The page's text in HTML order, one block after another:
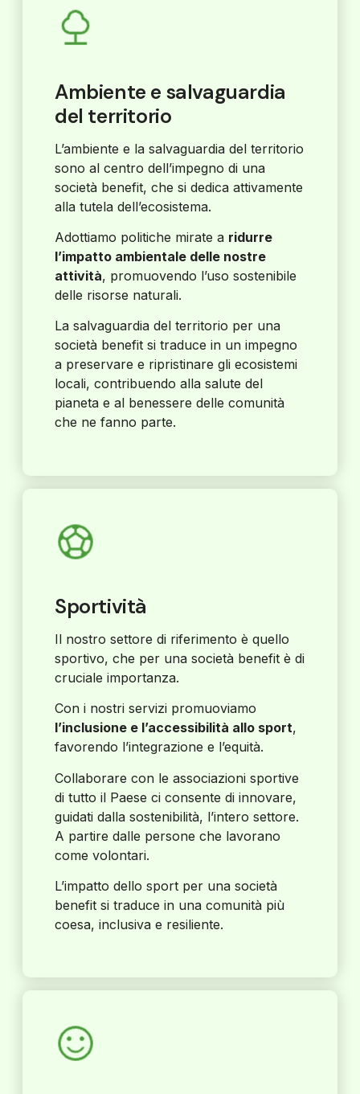
Ambiente e salvaguardia
del territorio
L’ambiente e la salvaguardia del territorio
sono al centro dell’impegno di una
società benefit, che si dedica attivamente
alla tutela dell’ecosistema.
Adottiamo politiche mirate a ridurre
l’impatto ambientale delle nostre
attività, promuovendo l’uso sostenibile
delle risorse naturali.
La salvaguardia del territorio per una
società benefit si traduce in un impegno
a preservare e ripristinare gli ecosistemi
locali, contribuendo alla salute del
pianeta e al benessere delle comunità
che ne fanno parte.
Sportività
Il nostro settore di riferimento è quello
sportivo, che per una società benefit è di
cruciale importanza.
Con i nostri servizi promuoviamo
l’inclusione e l’accessibilità allo sport,
favorendo l’integrazione e l’equità.
Collaborare con le associazioni sportive
di tutto il Paese ci consente di innovare,
guidati dalla sostenibilità, l’intero settore.
A partire dalle persone che lavorano
come volontari.
L’impatto dello sport per una società
benefit si traduce in una comunità più
coesa, inclusiva e resiliente.